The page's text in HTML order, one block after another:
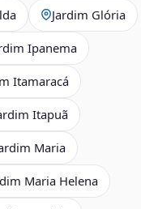
Jardim Glória
Ipanema
Itamaracá
Itapuã
Maria
Maria Helena